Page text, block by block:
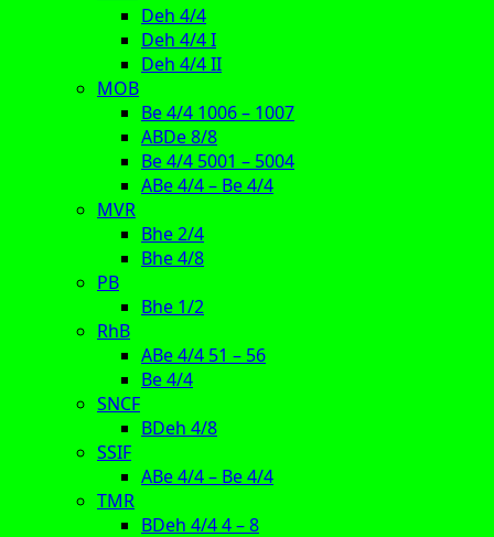
Deh 4/4
Deh 4/4 I
Deh 4/4 II
MOB
Be 4/4 1006 – 1007
ABDe 8/8
Be 4/4 5001 – 5004
ABe 4/4 – Be 4/4
MVR
Bhe 2/4
Bhe 4/8
PB
Bhe 1/2
RhB
ABe 4/4 51 – 56
Be 4/4
SNCF
BDeh 4/8
SSIF
ABe 4/4 – Be 4/4
TMR
BDeh 4/4 4 – 8